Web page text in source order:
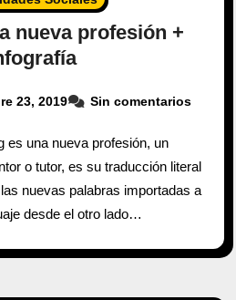
nueva profesión +
23, 2019 Sin comentarios
es una nueva profesión, un
o tutor, es su traducción literal
nuevas palabras importadas a
desde el otro lado…